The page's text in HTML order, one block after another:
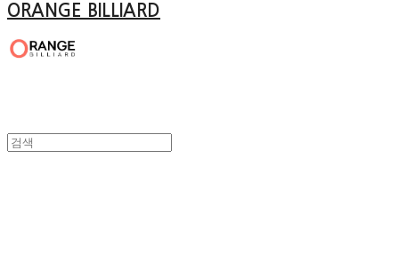
ORANGE BILLIARD